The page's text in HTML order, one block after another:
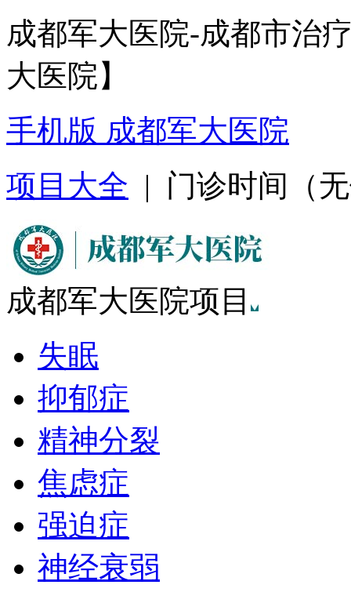
成都军大医院-成都市治
大医院】
手机版 成都军大医院
项目大全 | 门诊时间（
成都军大医院项目
失眠
抑郁症
精神分裂
焦虑症
强迫症
神经衰弱